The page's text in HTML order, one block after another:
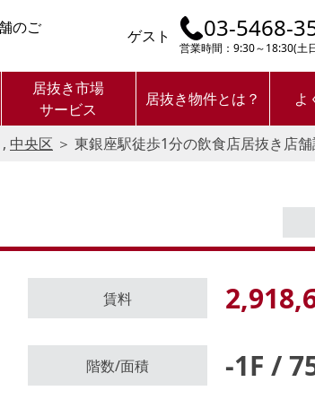
のご
ゲスト 03-5468-
営業時間：9:30～18:30(土
居抜き市場
サービス
居抜き物件とは？ よ
, 中央区 ＞ 東銀座駅徒歩1分の飲食店居抜き店
ログイン後に
物件情報の全てがご覧いただけ
賃料
階数/面積 -1F /